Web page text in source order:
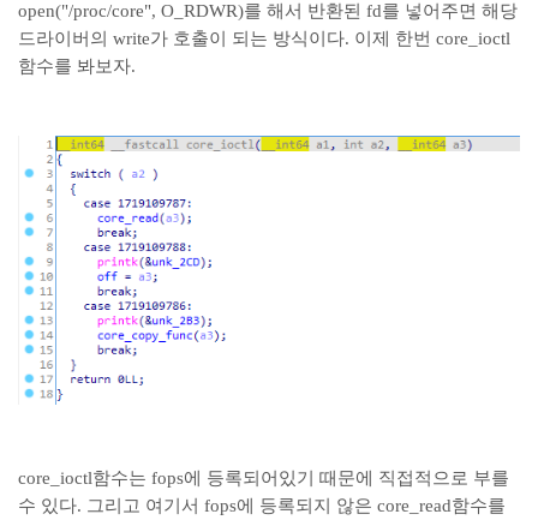
open("/proc/core", O_RDWR)를 해서 반환된 fd를 넣어주면 해당
드라이버의 write가 호출이 되는 방식이다. 이제 한번 core_ioctl
함수를 봐보자.
core_ioctl함수는 fops에 등록되어있기 때문에 직접적으로 부를
수 있다. 그리고 여기서 fops에 등록되지 않은 core_read함수를